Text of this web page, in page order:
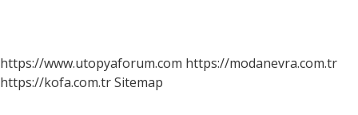
https://www.utopyaforum.com https://modanevra.com.tr
https://kofa.com.trSitemap